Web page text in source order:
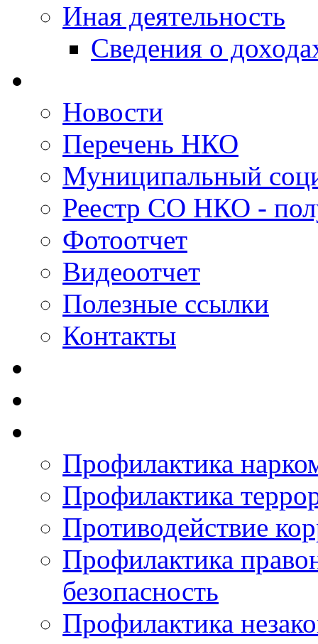
Иная деятельность
Сведения о
Новости
Перечень НКО
Муниципальный
Реестр СО НКО -
Фотоотчет
Видеоотчет
Полезные ссылки
Контакты
Профилактика
Профилактика
Противодействие
Профилактика
безопасность
Профилактика